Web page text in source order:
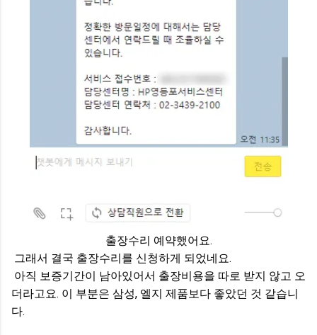
출장수리 예약했어요.
그래서 결국 출장수리를 신청하게 되었네요.
아직 보증기간이 남아있어서 출장비용을 따로 받지 않고 오
더라고요. 이 부분은 삼성, 엘지 제품보다 좋았던 것 같습니
다.